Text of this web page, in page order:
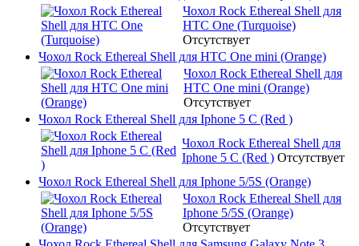
Чохол Rock Ethereal Shell для
HTC One (Turquoise)
Отсутствует
Чохол Rock Ethereal Shell для HTC One mini (Orange)
Чохол Rock Ethereal Shell для
HTC One mini (Orange)
Отсутствует
Чохол Rock Ethereal Shell для Iphone 5 C (Red )
Чохол Rock Ethereal Shell для
Iphone 5 C (Red ) Отсутствует
Чохол Rock Ethereal Shell для Iphone 5/5S (Orange)
Чохол Rock Ethereal Shell для
Iphone 5/5S (Orange)
Отсутствует